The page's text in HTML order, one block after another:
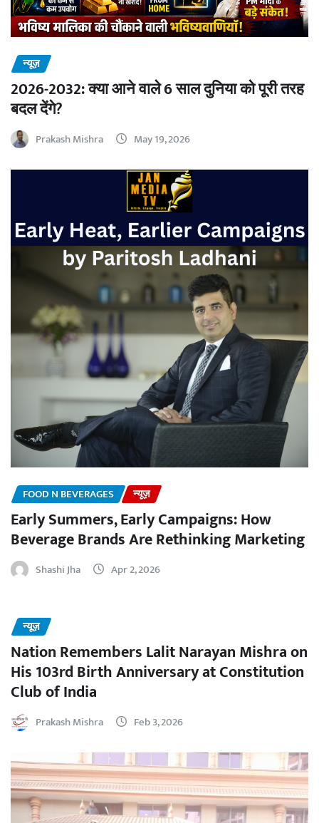
न्यूज़
2026-2032: क्या आने वाले 6 साल दुनिया को पूरी तरह
बदल देंगे?
Prakash Mishra May 19, 2026
FOOD N BEVERAGES न्यूज़
Early Summers, Early Campaigns: How
Beverage Brands Are Rethinking Marketing
Shashi Jha Apr 2, 2026
न्यूज़
Nation Remembers Lalit Narayan Mishra on
His 103rd Birth Anniversary at Constitution
Club of India
Prakash Mishra Feb 3, 2026